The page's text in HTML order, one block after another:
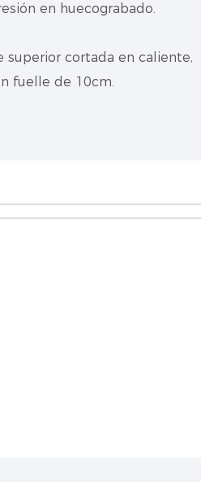
en huecograbado.
superior cortada en caliente,
fuelle de 10cm.